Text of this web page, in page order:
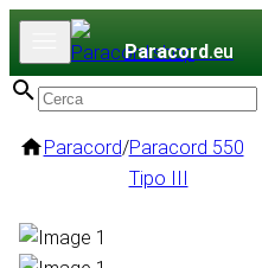
Paracord.eu
Paracord/Paracord 550
Tipo III